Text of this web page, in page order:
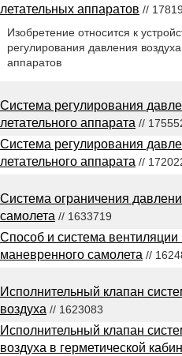
летательных аппаратов //
Изобретение относится к
регулирования давления
аппаратов
Система регулирования
летательного аппарата //
Система регулирования
летательного аппарата //
Система ограничения
самолета // 1633719
Способ и система вентиляции
маневренного самолета //
Исполнительный клапан
воздуха // 1623083
Исполнительный клапан
воздуха в герметической